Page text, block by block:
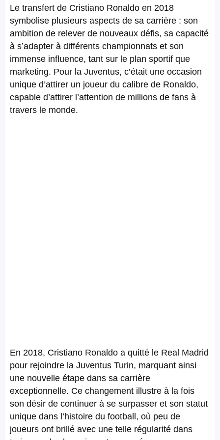
Le transfert de Cristiano Ronaldo en 2018
symbolise plusieurs aspects de sa carrière : son
ambition de relever de nouveaux défis, sa capacité
à s’adapter à différents championnats et son
immense influence, tant sur le plan sportif que
marketing. Pour la Juventus, c’était une occasion
unique d’attirer un joueur du calibre de Ronaldo,
capable d’attirer l’attention de millions de fans à
travers le monde.
En 2018, Cristiano Ronaldo a quitté le Real Madrid
pour rejoindre la Juventus Turin, marquant ainsi
une nouvelle étape dans sa carrière
exceptionnelle. Ce changement illustre à la fois
son désir de continuer à se surpasser et son statut
unique dans l’histoire du football, où peu de
joueurs ont brillé avec une telle régularité dans